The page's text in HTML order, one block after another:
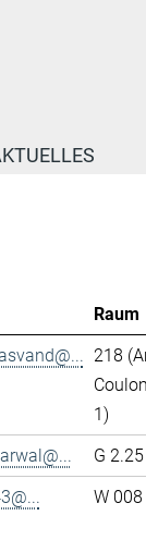
Raum
218
1)
G 2.25
W 008